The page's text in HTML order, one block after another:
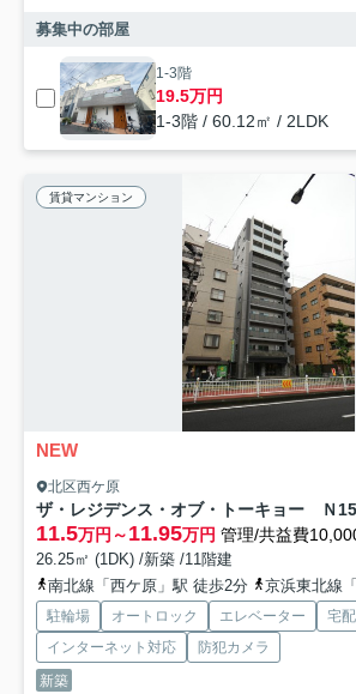
募集中の部屋
1-3階
19.5万円
1-3階 / 60.12㎡ / 2LDK
賃貸マンション
NEW
北区西ケ原
ザ・レジデンス・オブ・トーキョー Ｎ15
11.5万円～11.95万円 管理/共益費
26.25㎡ (1DK) /新築 /11階建
南北線「西ケ原」駅 徒歩2分
京浜東北線
駐輪場 オートロック エレベーター
宅
インターネット対応
防犯カメラ
新築